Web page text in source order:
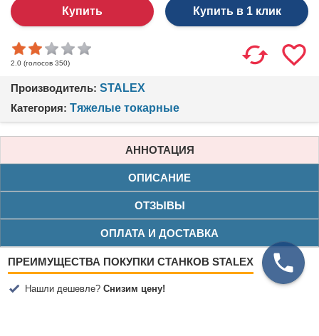
Купить в 1 клик
2.0 (голосов 350)
Производитель: STALEX
Категория: Тяжелые токарные
АННОТАЦИЯ
ОПИСАНИЕ
ОТЗЫВЫ
ОПЛАТА И ДОСТАВКА
ПРЕИМУЩЕСТВА ПОКУПКИ СТАНКОВ STALEX
Нашли дешевле? Снизим цену!